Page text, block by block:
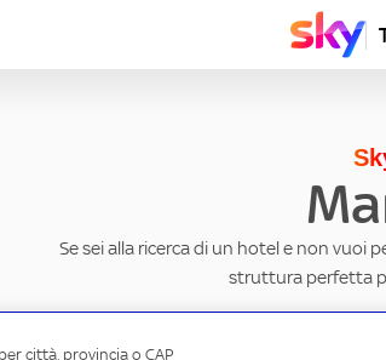
Se sei alla ricerca di un hotel e non vuoi
struttura perfetta